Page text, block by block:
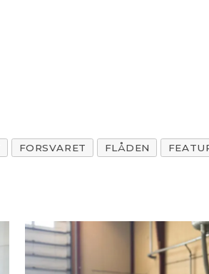
FORSVARET FLÅDEN